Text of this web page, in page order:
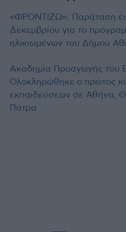
«ΦΡΟΝΤΙΖΩ»: Παράταση
Δεκεμβρίου για το
ηλικιωμένων του Δήμου
Ακαδημία Προαγωγής του
Ολοκληρώθηκε ο πρώτος
εκπαιδεύσεων σε Αθήνα,
Πάτρα